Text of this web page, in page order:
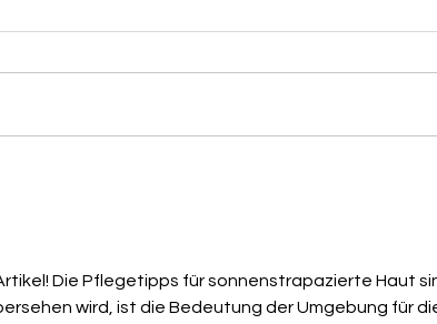
Die Pflegetipps für sonnenstrapazierte Haut
wird, ist die Bedeutung der Umgebung für